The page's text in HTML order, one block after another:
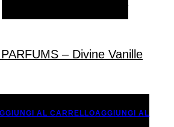
– Divine Vanille
AL CARRELLOAGGIUNGI AL